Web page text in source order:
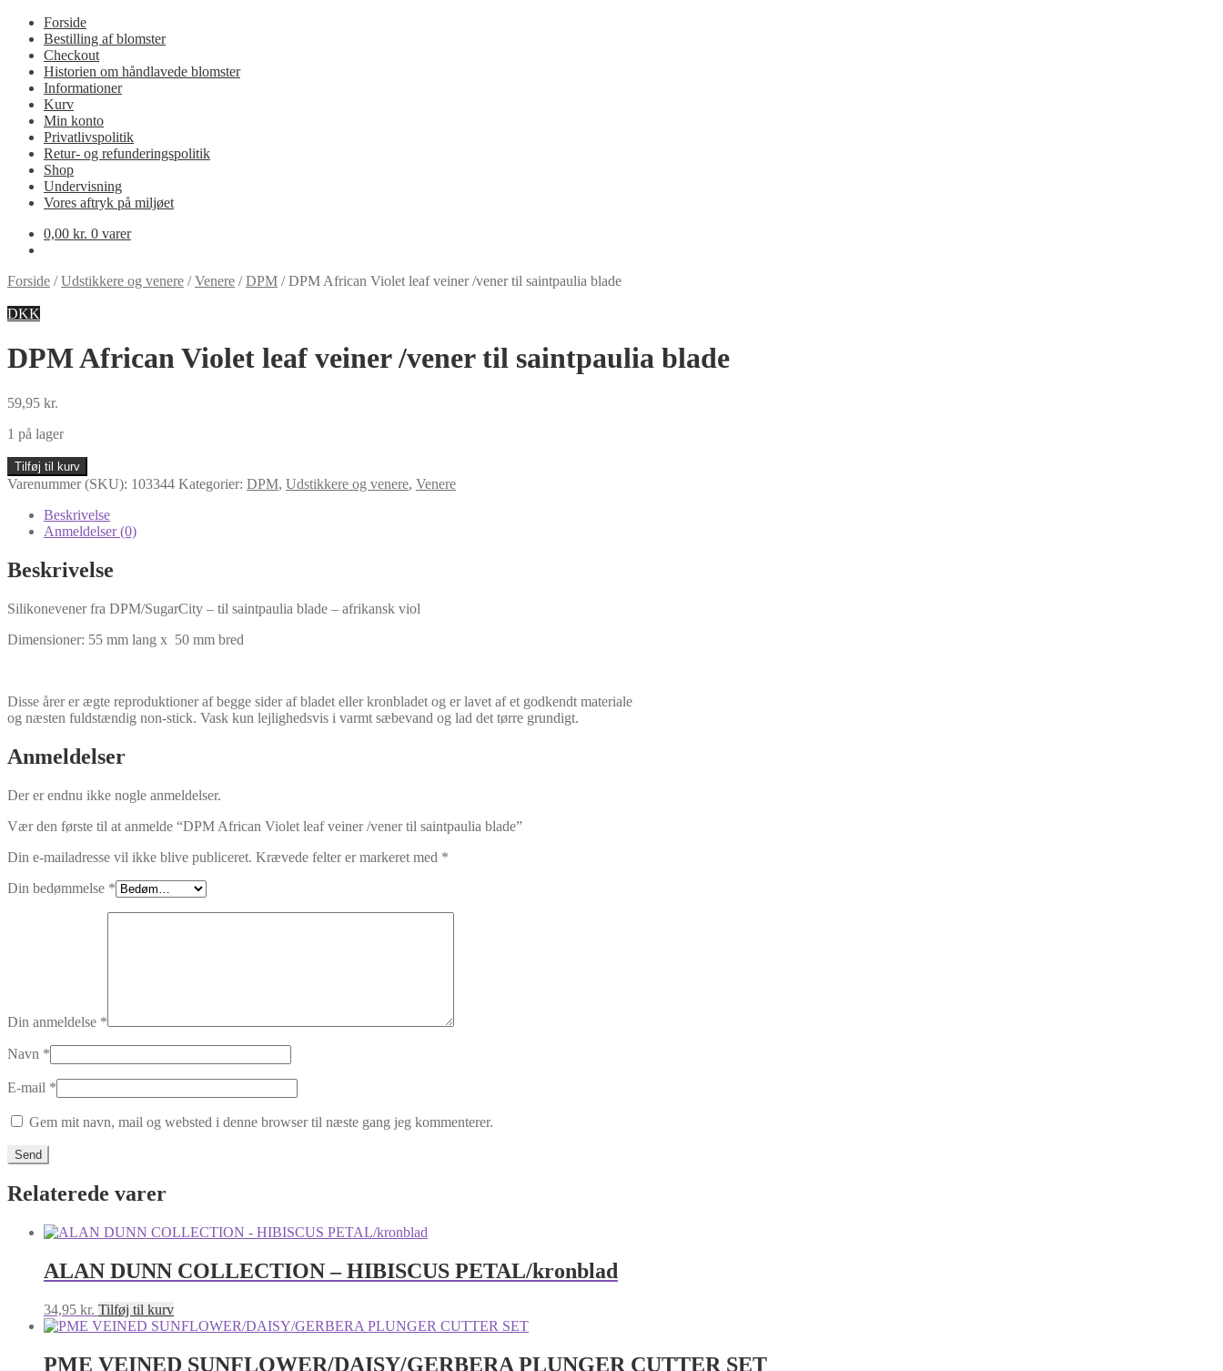
Forside
Bestilling af blomster
Checkout
Historien om håndlavede blomster
Informationer
Kurv
Min konto
Privatlivspolitik
Retur- og refunderingspolitik
Shop
Undervisning
Vores aftryk på miljøet
0,00 kr. 0 varer
Forside /Udstikkere og venere /Venere /DPM /DPM African Violet leaf veiner /vener til saintpaulia blade
DKK
DPM African Violet leaf veiner /vener til saintpaulia blade
59,95 kr.
1 på lager
DPM
African
veiner
til
saintpaulia
antal
Tilføj til kurv
Varenummer (SKU): 103344 Kategorier: DPM, Udstikkere og venere, Venere
Beskrivelse
Anmeldelser (0)
Beskrivelse
Silikonevener fra DPM/SugarCity – til saintpaulia blade – afrikansk viol
Dimensioner: 55 mm lang x 50 mm bred
Disse årer er ægte reproduktioner af begge sider af bladet eller kronbladet og er lavet af et godkendt materiale
og næsten fuldstændig non-stick. Vask kun lejlighedsvis i varmt sæbevand og lad det tørre grundigt.
Anmeldelser
Der er endnu ikke nogle anmeldelser.
Vær den første til at anmelde “DPM African Violet leaf veiner /vener til saintpaulia blade”
Din e-mailadresse vil ikke blive publiceret. Krævede felter er markeret med *
Din bedømmelse *
Din anmeldelse *
Navn *
E-mail *
Gem mit navn, mail og websted i denne browser til næste gang jeg kommenterer.
Relaterede varer
ALAN DUNN COLLECTION – HIBISCUS PETAL/kronblad
34,95 kr. Tilføj til kurv
PME VEINED SUNFLOWER/DAISY/GERBERA PLUNGER CUTTER SET